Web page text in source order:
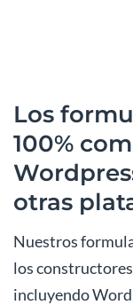
Los
100%
otras
Nuestros
los
incluyendo